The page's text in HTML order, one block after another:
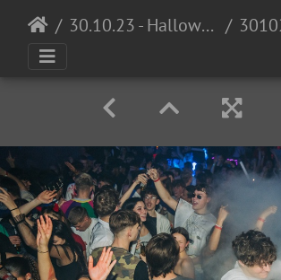
30.10.23 - Halloween Invasion @ Cocomo